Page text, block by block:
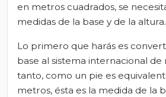
en metros cuadrados, se
medidas de la base y de la altura.
Lo primero que harás es
base al sistema internacional de
tanto, como un pie es
metros, ésta es la medida de la